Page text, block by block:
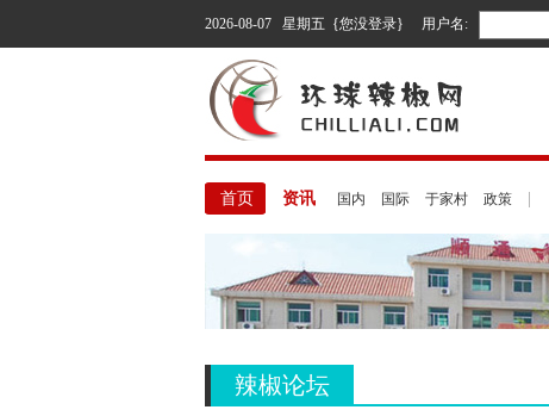
2026-08-07 星期五 {您没登录} 用户名:
首页 资讯 国内 国际 于家村 政策
辣椒论坛